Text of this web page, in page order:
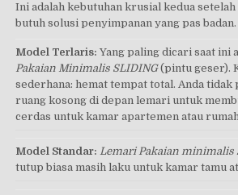
Ini adalah kebutuhan krusial kedua
butuh solusi penyimpanan yang pas badan.
Model Terlaris: Yang paling dicari saat ini
Pakaian Minimalis SLIDING(pintu geser).
sederhana: hemat tempat total. Anda
ruang kosong di depan lemari untuk
cerdas untuk kamar apartemen atau
Model Standar: Lemari Pakaian minimalis
tutup biasa masih laku untuk kamar tamu